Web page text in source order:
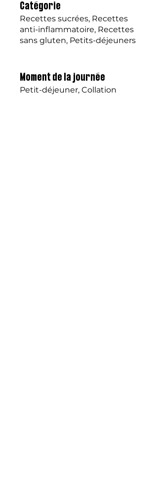
Catégorie
Recettes sucrées, Recettes
anti-inflammatoire, Recettes
sans gluten, Petits-déjeuners
Moment de la journée
Petit-déjeuner, Collation